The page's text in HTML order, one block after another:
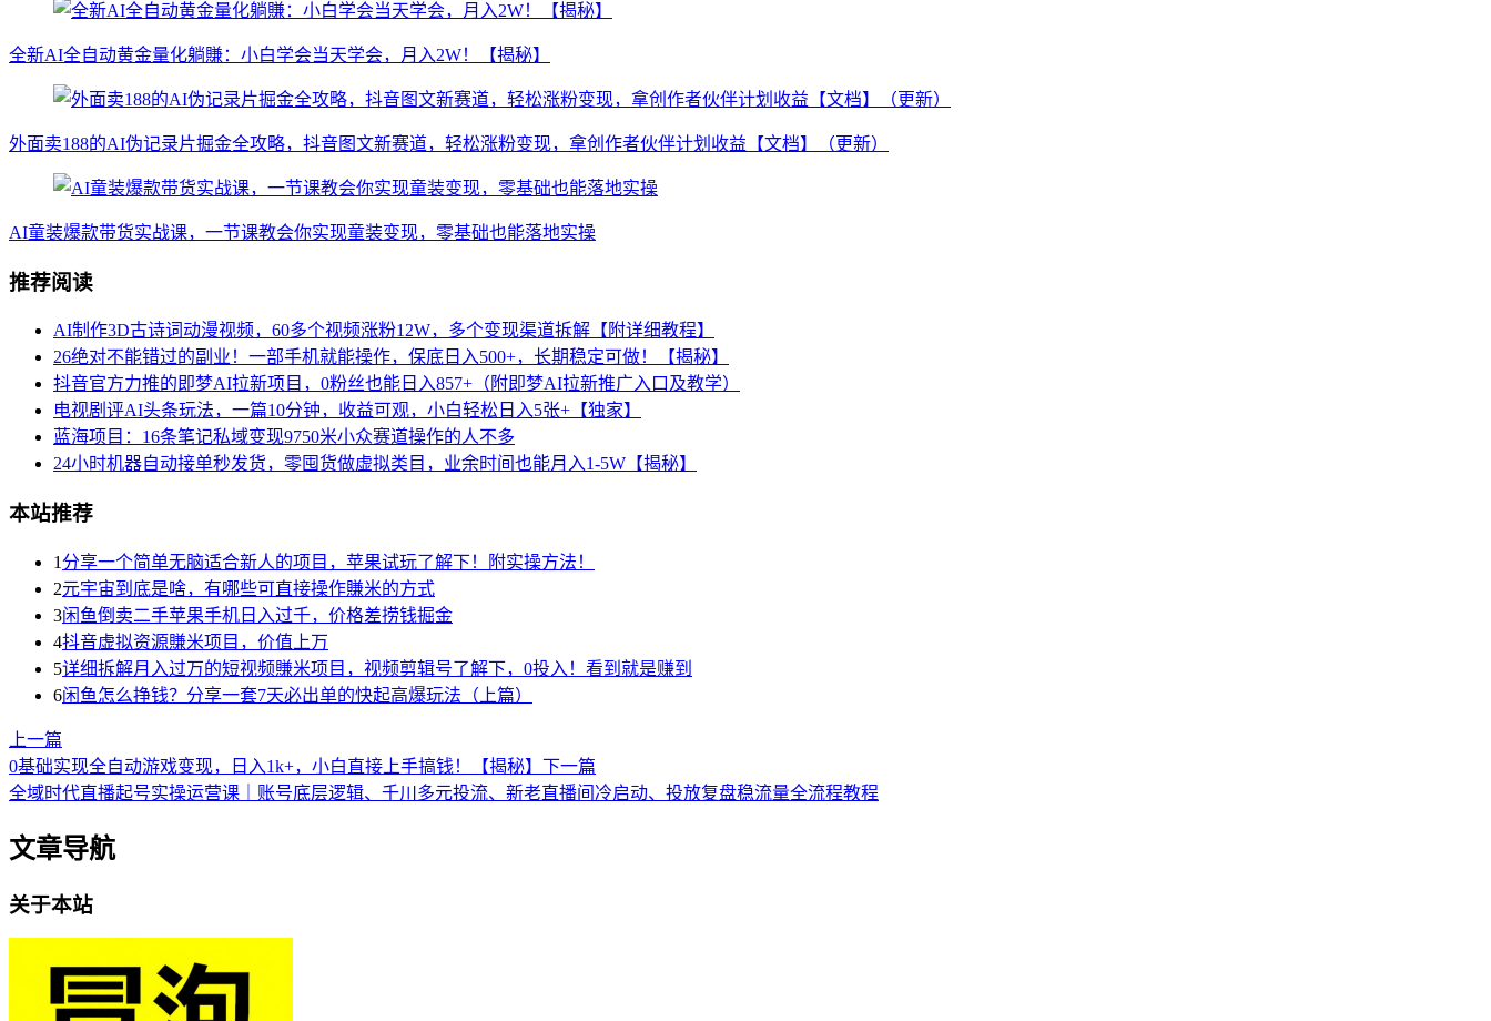
全新AI全自动黄金量化躺賺：小白学会当天学会，月入2W！【揭秘】
外面卖188的AI伪记录片掘金全攻略，抖音图文新赛道，轻松涨粉变现，拿创作者伙伴计划收益【文档】（更新）
AI童装爆款带货实战课，一节课教会你实现童装变现，零基础也能落地实操
推荐阅读
AI制作3D古诗词动漫视频，60多个视频涨粉12W，多个变现渠道拆解【附详细教程】
26绝对不能错过的副业！一部手机就能操作，保底日入500+，长期稳定可做！【揭秘】
抖音官方力推的即梦AI拉新项目，0粉丝也能日入857+（附即梦AI拉新推广入口及教学）
电视剧评AI头条玩法，一篇10分钟，收益可观，小白轻松日入5张+【独家】
蓝海项目：16条笔记私域变现9750米小众赛道操作的人不多
24小时机器自动接单秒发货，零囤货做虚拟类目，业余时间也能月入1-5W【揭秘】
本站推荐
1 分享一个简单无脑适合新人的项目，苹果试玩了解下！附实操方法！
2元宇宙到底是啥，有哪些可直接操作賺米的方式
3闲鱼倒卖二手苹果手机日入过千，价格差捞钱掘金
4抖音虚拟资源賺米项目，价值上万
5详细拆解月入过万的短视频賺米项目，视频剪辑号了解下，0投入！看到就是赚到
6闲鱼怎么挣钱？分享一套7天必出单的快起高爆玩法（上篇）
上一篇
0基础实现全自动游戏变现，日入1k+，小白直接上手搞钱！【揭秘】 下一篇
全域时代直播起号实操运营课｜账号底层逻辑、千川多元投流、新老直播间冷启动、投放复盘稳流量全流程教程
文章导航
关于本站